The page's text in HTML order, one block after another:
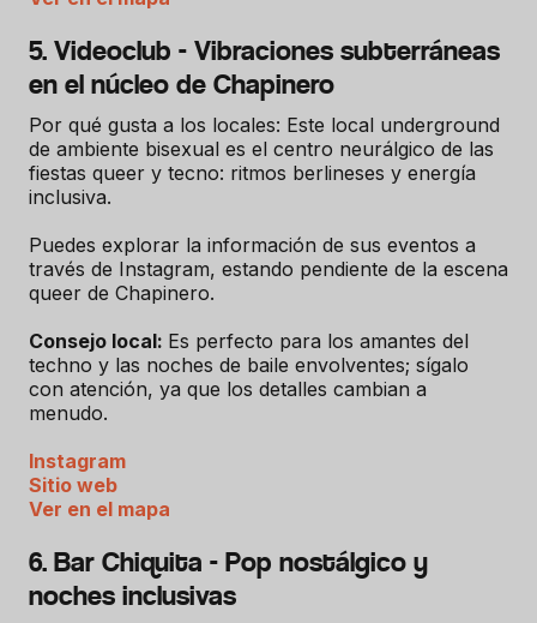
5. Videoclub - Vibraciones subterráneas
en el núcleo de Chapinero
Por qué gusta a los locales: Este local underground
de ambiente bisexual es el centro neurálgico de las
fiestas queer y tecno: ritmos berlineses y energía
inclusiva.
Puedes explorar la información de sus eventos a
través de Instagram, estando pendiente de la escena
queer de Chapinero.
Consejo local: Es perfecto para los amantes del
techno y las noches de baile envolventes; sígalo
con atención, ya que los detalles cambian a
menudo.
Instagram
Sitio web
Ver en el mapa
6. Bar Chiquita - Pop nostálgico y
noches inclusivas